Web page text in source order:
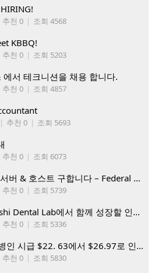
추천 0 | 조회 4568
KBBQ!
추천 0 | 조회 5203
에서 테크니션을 채용 합니다.
추천 0 | 조회 4857
| 추천 0 | 조회 5693
추천 0 | 조회 6073
Korean BBQ 레스토랑 서버 & 호스트 구합니다 – Federal Way & Tacoma $45-$60/hr (server), $21-23/hr (Host)
추천 0 | 조회 5739
(Renton 이전) Motoyoshi Dental Lab에서 함께 성장할 인재를 모십니다.
추천 0 | 조회 5336
대한부인회 2026년 간병인 시급 $22. 63에서 $26.97로 인상. 지금 간병인들을 모집합니다
추천 0 | 조회 5830